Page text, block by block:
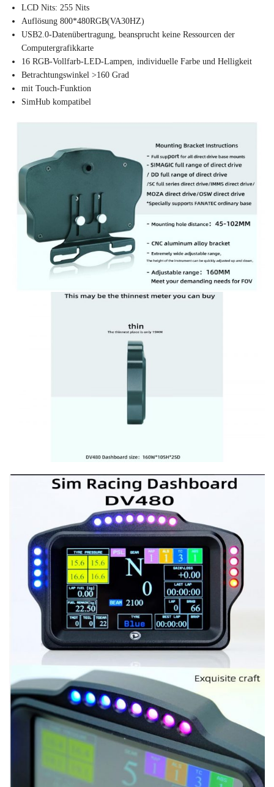
LCD Nits: 255 Nits
Auflösung 800*480RGB(VA30HZ)
USB2.0-Datenübertragung, beansprucht keine Ressourcen der
Computergrafikkarte
16 RGB-Vollfarb-LED-Lampen, individuelle Farbe und Helligkeit
Betrachtungswinkel >160 Grad
mit Touch-Funktion
SimHub kompatibel